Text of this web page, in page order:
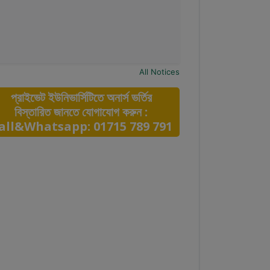
All Notices
প্রাইভেট ইউনিভার্সিটিতে অনার্স ভর্তির
বিস্তারিত জানতে যোগাযোগ করুন :
01715 789 791